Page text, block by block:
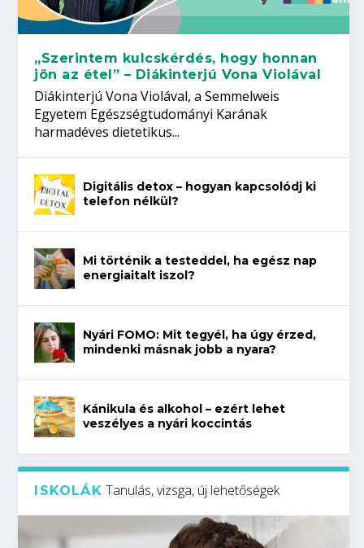
„Szerintem kulcskérdés, hogy honnan
jön az étel” – Diákinterjú Vona Violával
Diákinterjú Vona Violával, a Semmelweis
Egyetem Egészségtudományi Karának
harmadéves dietetikus...
Digitális detox – hogyan kapcsolódj ki
telefon nélkül?
Mi történik a testeddel, ha egész nap
energiaitalt iszol?
Nyári FOMO: Mit tegyél, ha úgy érzed,
mindenki másnak jobb a nyara?
Kánikula és alkohol – ezért lehet
veszélyes a nyári koccintás
ISKOLÁK Tanulás, vizsga, új lehetőségek